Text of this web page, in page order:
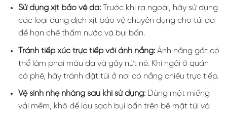
Sử dụng xịt bảo vệ da:Trước khi ra ngoài, hãy sử dụng
các loại dung dịch xịt bảo vệ chuyên dụng cho túi da
để hạn chế thấm nước và bụi bẩn.
Tránh tiếp xúc trực tiếp với ánh nắng:Ánh nắng gắt có
thể làm phai màu da và gây nứt nẻ. Khi ngồi ở quán
cà phê, hãy tránh đặt túi ở nơi có nắng chiếu trực tiếp.
Vệ sinh nhẹ nhàng sau khi sử dụng:Dùng một miếng
vải mềm, khô để lau sạch bụi bẩn trên bề mặt túi và